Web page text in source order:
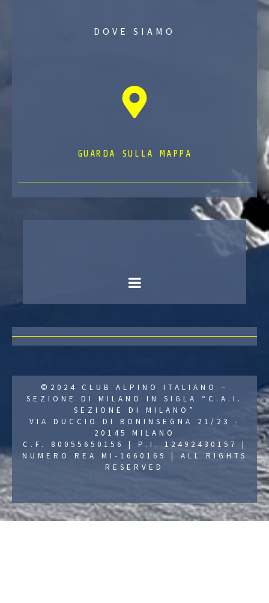
DOVE SIAMO
GUARDA SULLA MAPPA
©2024 CLUB ALPINO ITALIANO –
SEZIONE DI MILANO IN SIGLA “C.A.I.
SEZIONE DI MILANO”
VIA DUCCIO DI BONINSEGNA 21/23 -
20145 MILANO
C.F. 80055650156 | P.I. 12492430157 |
NUMERO REA MI-1660169 | ALL RIGHTS
RESERVED